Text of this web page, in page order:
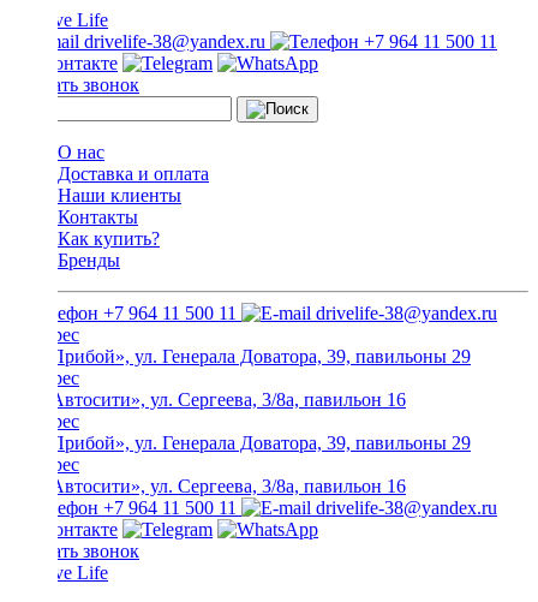
drivelife-38@yandex.ru +7 964 11 500 11
Заказать звонок
О нас
Доставка и оплата
Наши клиенты
Контакты
Как купить?
Бренды
+7 964 11 500 11 drivelife-38@yandex.ru
ТЦ «Прибой», ул. Генерала Доватора, 39, павильоны 29
ТЦ «Автосити», ул. Сергеева, 3/8а, павильон 16
ТЦ «Прибой», ул. Генерала Доватора, 39, павильоны 29
ТЦ «Автосити», ул. Сергеева, 3/8а, павильон 16
+7 964 11 500 11
drivelife-38@yandex.ru
Заказать звонок